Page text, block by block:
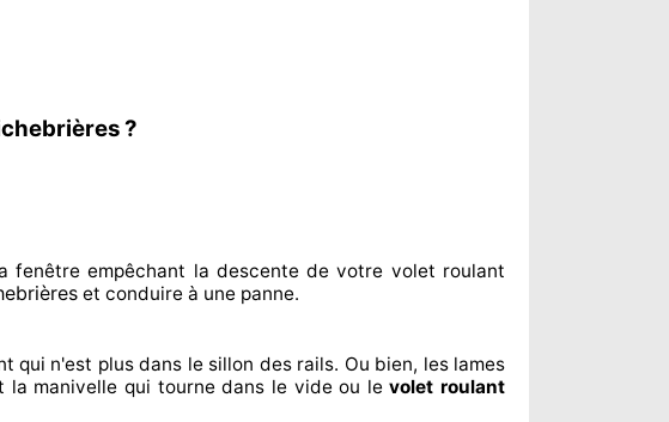
?
fenêtre empêchant la descente de votre volet roulant
et conduire à une panne.
qui n'est plus dans le sillon des rails. Ou bien, les lames
la manivelle qui tourne dans le vide ou levolet roulant